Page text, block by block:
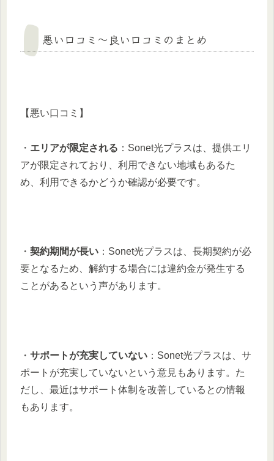
悪い口コミ〜良い口コミのまとめ
【悪い口コミ】
・ エリアが限定される ：Sonet光プラスは、提供エリ
アが限定されており、利用できない地域もあるた
め、利用できるかどうか確認が必要です。
・ 契約期間が長い ：Sonet光プラスは、長期契約が必
要となるため、解約する場合には違約金が発生する
ことがあるという声があります。
・ サポートが充実していない ：Sonet光プラスは、サ
ポートが充実していないという意見もあります。た
だし、最近はサポート体制を改善しているとの情報
もあります。